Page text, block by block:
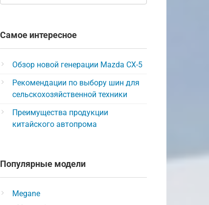
Самое интересное
Обзор новой генерации Mazda CX-5
Рекомендации по выбору шин для
сельскохозяйственной техники
Преимущества продукции
китайского автопрома
Популярные модели
Megane